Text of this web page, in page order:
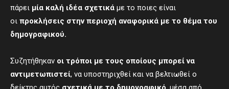
πάρει μία καλή ιδέα σχετικά με το ποιες είναι
οι προκλήσεις στην περιοχή αναφορικά με το θέμα του
δημογραφικού.
Συζητήθηκαν οι τρόποι με τους οποίους μπορεί να
αντιμετωπιστεί, να υποστηριχθεί και να βελτιωθεί ο